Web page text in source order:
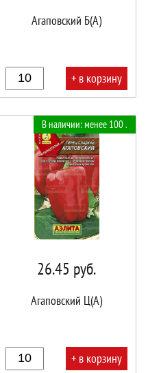
Агаповский Б(А)
+ в корзину
В наличии: менее 100 .
26.45 руб.
Агаповский Ц(А)
+ в корзину